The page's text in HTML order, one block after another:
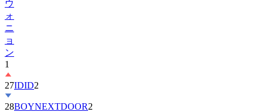
ニ
ョ
ン
1
27
28BOYNEXTDOOR
29